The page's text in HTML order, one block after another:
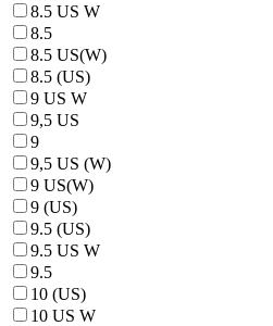
8.5 US W
8.5
8.5 US(W)
8.5 (US)
9 US W
9,5 US
9
9,5 US (W)
9 US(W)
9 (US)
9.5 (US)
9.5 US W
9.5
10 (US)
10 US W